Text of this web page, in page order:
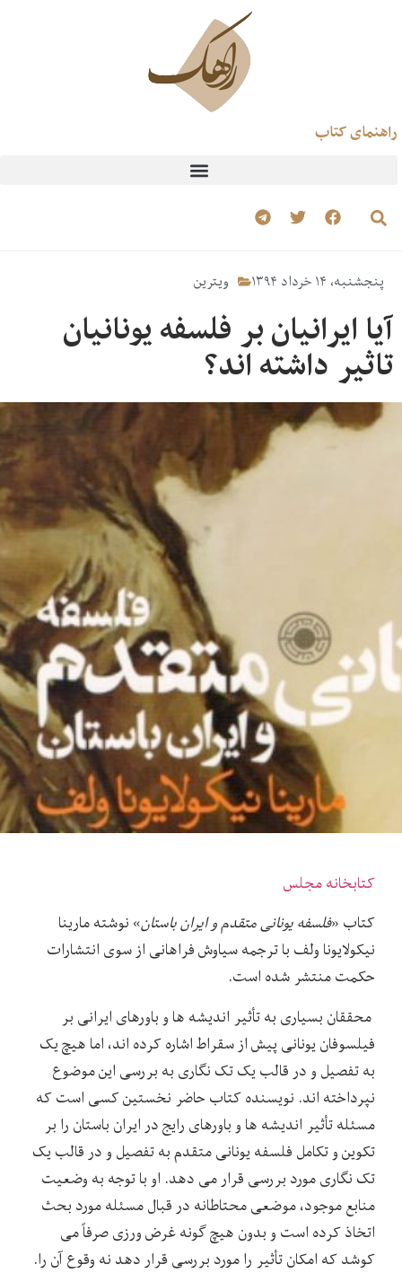
راهنمای کتاب
پنجشنبه، ۱۴ خرداد ۱۳۹۴ ویترین
آیا ایرانیان بر فلسفه یونانیان
تاثیر داشته اند؟
کتابخانه مجلس
کتاب «فلسفه یونانی متقدم و ایران باستان» نوشته مارینا
نیکولایونا ولف با ترجمه سیاوش فراهانی از سوی انتشارات
حکمت منتشر شده است.
محققان بسیاری به تأثیر اندیشه ها و باورهای ایرانی بر
فیلسوفان یونانی پیش از سقراط اشاره کرده اند، اما هیچ یک
به تفصیل و در قالب یک تک نگاری به بررسی این موضوع
نپرداخته اند. نویسنده کتاب حاضر نخستین کسی است که
مسئله تأثیر اندیشه ها و باورهای رایج در ایران باستان را بر
تکوین و تکامل فلسفه یونانی متقدم به تفصیل و در قالب یک
تک نگاری مورد بررسی قرار می دهد. او با توجه به وضعیت
منابع موجود، موضعی محتاطانه در قبال مسئله مورد بحث
اتخاذ کرده است و بدون هیچ گونه غرض ورزی صرفاً می
کوشد که امکان تأثیر را مورد بررسی قرار دهد نه وقوع آن را.